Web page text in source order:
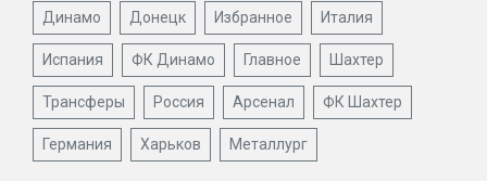
Динамо Донецк Избранное Италия
Испания ФК Динамо Главное Шахтер
Трансферы Россия Арсенал ФК Шахтер
Германия Харьков Металлург